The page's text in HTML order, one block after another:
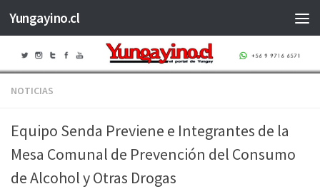
Saltar al contenido
Yungayino.cl
NOTICIAS
Equipo Senda Previene e Integrantes de la
Mesa Comunal de Prevención del Consumo
de Alcohol y Otras Drogas